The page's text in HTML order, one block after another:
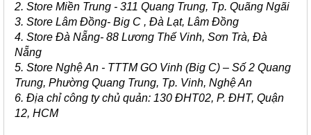
2. Store Miền Trung - 311 Quang Trung, Tp. Quãng Ngãi
3. Store Lâm Đồng- Big C , Đà Lạt, Lâm Đồng
4. Store Đà Nẵng- 88 Lương Thế Vinh, Sơn Trà, Đà
Nẵng
5. Store Nghệ An - TTTM GO Vinh (Big C) – Số 2 Quang
Trung, Phường Quang Trung, Tp. Vinh, Nghệ An
6. Địa chỉ công ty chủ quản: 130 ĐHT02, P. ĐHT, Quận
12, HCM